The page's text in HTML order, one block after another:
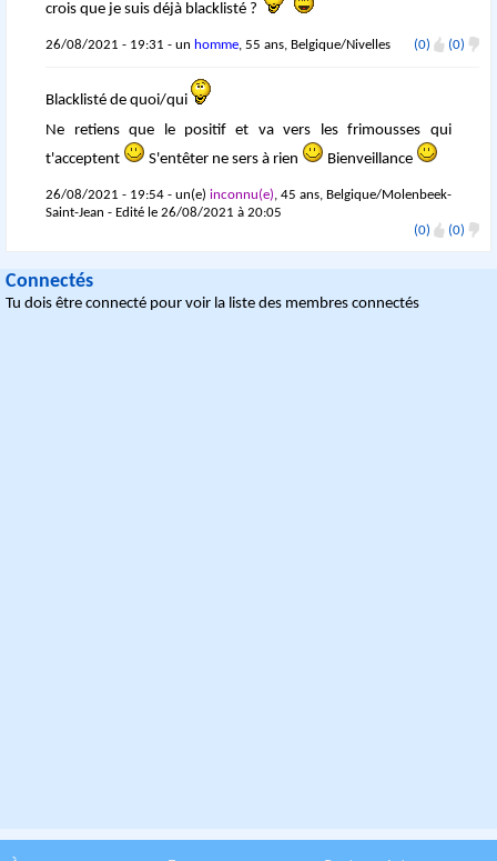
crois que je suis déjà blacklisté ?
26/08/2021 - 19:31 - un homme, 55 ans, Belgique/Nivelles (0) (0)
Blacklisté de quoi/qui
Ne retiens que le positif et va vers les frimousses qui
t'acceptent
S'entêter ne sers à rien Bienveillance
26/08/2021 - 19:54 - un(e)inconnu(e), 45 ans, Belgique/Molenbeek-
Saint-Jean - Edité le 26/08/2021 à 20:05
(0)
(0)
Connectés
Tu dois être connecté pour voir la liste des membres connectés